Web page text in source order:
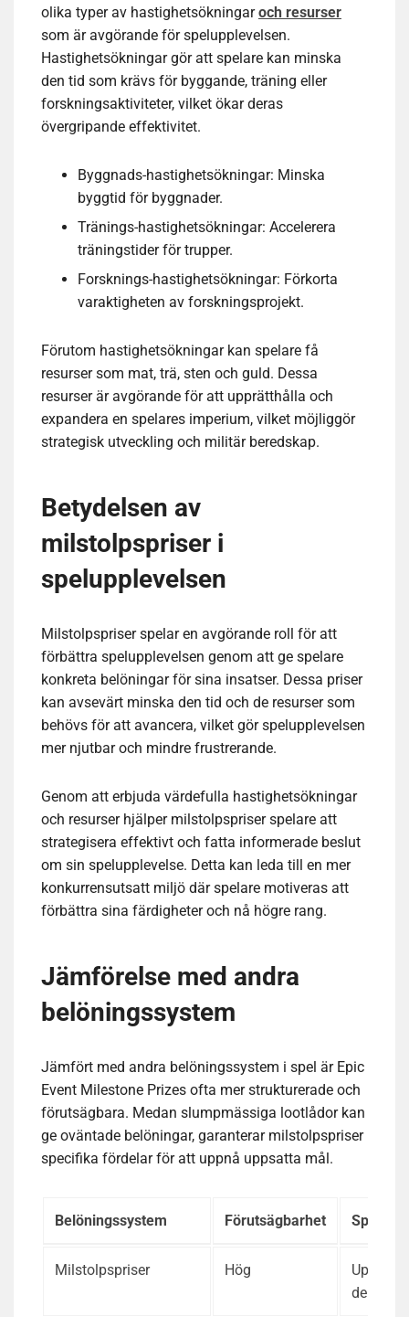
olika typer av hastighetsökningaroch resurser
som är avgörande för spelupplevelsen.
Hastighetsökningar gör att spelare kan minska
den tid som krävs för byggande, träning eller
forskningsaktiviteter, vilket ökar deras
övergripande effektivitet.
Byggnads-hastighetsökningar: Minska
byggtid för byggnader.
Tränings-hastighetsökningar: Accelerera
träningstider för trupper.
Forsknings-hastighetsökningar: Förkorta
varaktigheten av forskningsprojekt.
Förutom hastighetsökningar kan spelare få
resurser som mat, trä, sten och guld. Dessa
resurser är avgörande för att upprätthålla och
expandera en spelares imperium, vilket möjliggör
strategisk utveckling och militär beredskap.
Betydelsen av
milstolpspriser i
spelupplevelsen
Milstolpspriser spelar en avgörande roll för att
förbättra spelupplevelsen genom att ge spelare
konkreta belöningar för sina insatser. Dessa priser
kan avsevärt minska den tid och de resurser som
behövs för att avancera, vilket gör spelupplevelsen
mer njutbar och mindre frustrerande.
Genom att erbjuda värdefulla hastighetsökningar
och resurser hjälper milstolpspriser spelare att
strategisera effektivt och fatta informerade beslut
om sin spelupplevelse. Detta kan leda till en mer
konkurrensutsatt miljö där spelare motiveras att
förbättra sina färdigheter och nå högre rang.
Jämförelse med andra
belöningssystem
Jämfört med andra belöningssystem i spel är Epic
Event Milestone Prizes ofta mer strukturerade och
förutsägbara. Medan slumpmässiga lootlådor kan
ge oväntade belöningar, garanterar milstolpspriser
specifika fördelar för att uppnå uppsatta mål.
Belöningssystem Förutsägbarhet
Milstolpspriser Hög